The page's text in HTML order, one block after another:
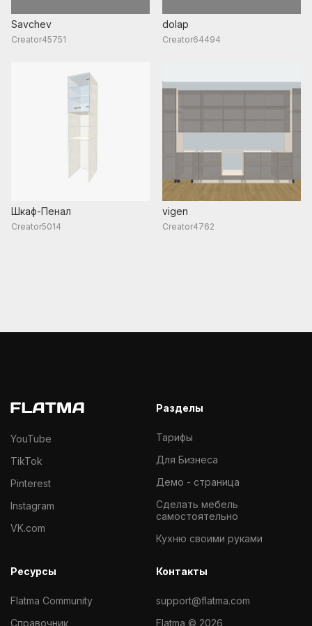
Savchev
Creator45751
dolap
Creator64494
Шкаф-Пенал
Creator5014
vigen
Creator4762
YouTube
TikTok
Pinterest
Instagram
VK.com
Разделы
Тарифы
Для Бизнеса
Демо - страница
Cделать мебель
самостоятельно
Кухню своими руками
Ресурсы
Flatma Community
Справочник
Контакты
support@flatma.com
Flatma © 2026